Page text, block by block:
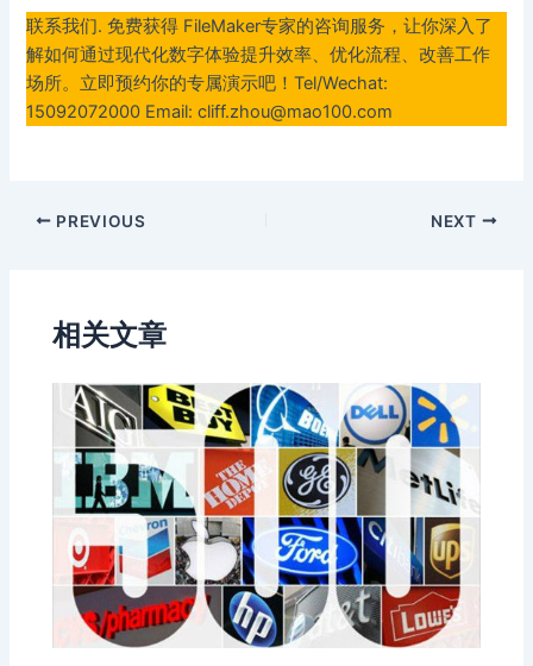
联系我们. 免费获得 FileMaker专家的咨询服务，让你深入了
解如何通过现代化数字体验提升效率、优化流程、改善工作
场所。立即预约你的专属演示吧！Tel/Wechat:
15092072000 Email: cliff.zhou@mao100.com
Post
PREVIOUS NEXT
相关文章